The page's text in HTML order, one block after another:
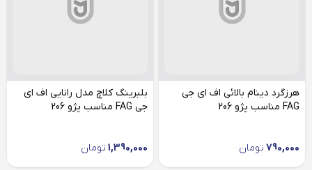
هرزگرد دینام بالائی اف ای جی
FAG مناسب پژو 206
790,000 تومان
بلبرینگ کلاچ مدل رانایی اف ای
جی FAG مناسب پژو 206
1,390,000 تومان